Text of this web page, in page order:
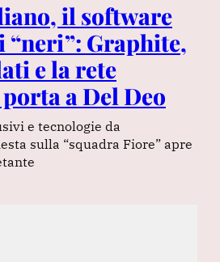
il software
“neri”: Graphite,
e la rete
a Del Deo
e tecnologie da
sulla “squadra Fiore” apre